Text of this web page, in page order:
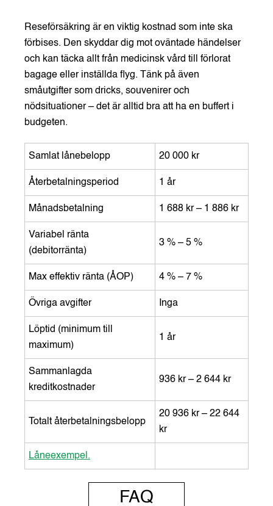
Reseförsäkring är en viktig kostnad som inte ska
förbises. Den skyddar dig mot oväntade händelser
och kan täcka allt från medicinsk vård till förlorat
bagage eller inställda flyg. Tänk på även
småutgifter som dricks, souvenirer och
nödsituationer – det är alltid bra att ha en buffert i
budgeten.
Samlat lånebelopp 20 000 kr
Återbetalningsperiod 1 år
Månadsbetalning 1 688 kr – 1 886 kr
Variabel ränta
(debitorränta)
3 % – 5 %
Max effektiv ränta (ÅOP) 4 % – 7 %
Övriga avgifter Inga
Löptid (minimum till
maximum)
1 år
Sammanlagda
kreditkostnader
936 kr – 2 644 kr
Totalt återbetalningsbelopp
20 936 kr – 22 644
kr
Låneexempel.
FAQ